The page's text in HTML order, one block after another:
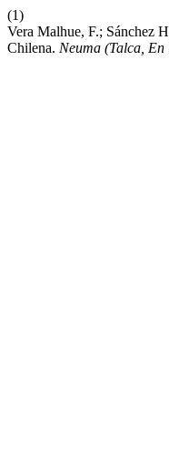
(1)
Vera Malhue, F.; Sánchez
Chilena. Neuma (Talca, En